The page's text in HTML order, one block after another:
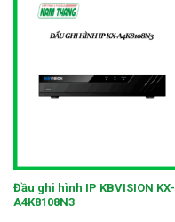
Đầu ghi hình IP KBVISION KX-
A4K8108N3